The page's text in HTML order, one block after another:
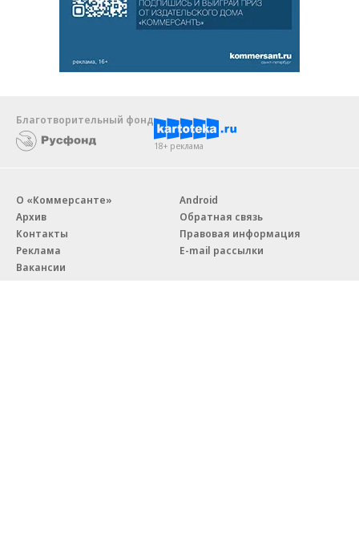
Благотворительный фонд
18+ реклама
О «Коммерсанте»
Архив
Контакты
Реклама
Вакансии
Android
Обратная связь
Правовая информация
E-mail рассылки